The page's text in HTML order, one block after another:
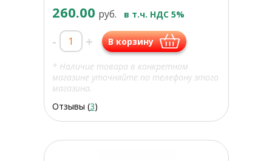
260.00 руб. в т.ч. НДС 5%
- + В корзину
* Наличие товара в конкретном
магазине уточняйте по телефону этого
магазина.
Отзывы (3)